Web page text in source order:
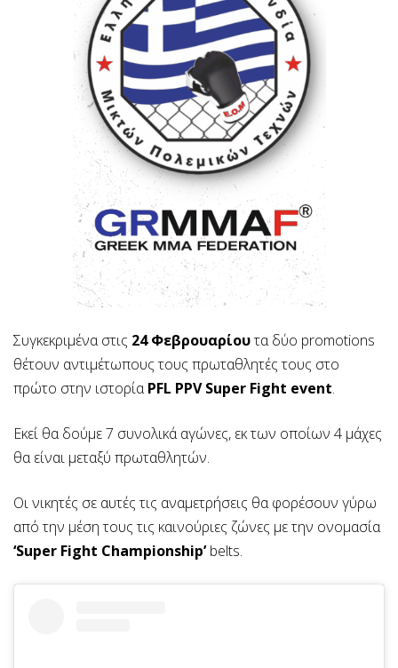
Συγκεκριμένα στις 24 Φεβρουαρίουτα δύο promotions
θέτουν αντιμέτωπους τους πρωταθλητές τους στο
πρώτο στην ιστορίαPFL PPV Super Fight event.
Εκεί θα δούμε 7 συνολικά αγώνες, εκ των οποίων 4 μάχες
θα είναι μεταξύ πρωταθλητών.
Οι νικητές σε αυτές τις αναμετρήσεις θα φορέσουν γύρω
από την μέση τους τις καινούριες ζώνες με την ονομασία
‘Super Fight Championship’belts.